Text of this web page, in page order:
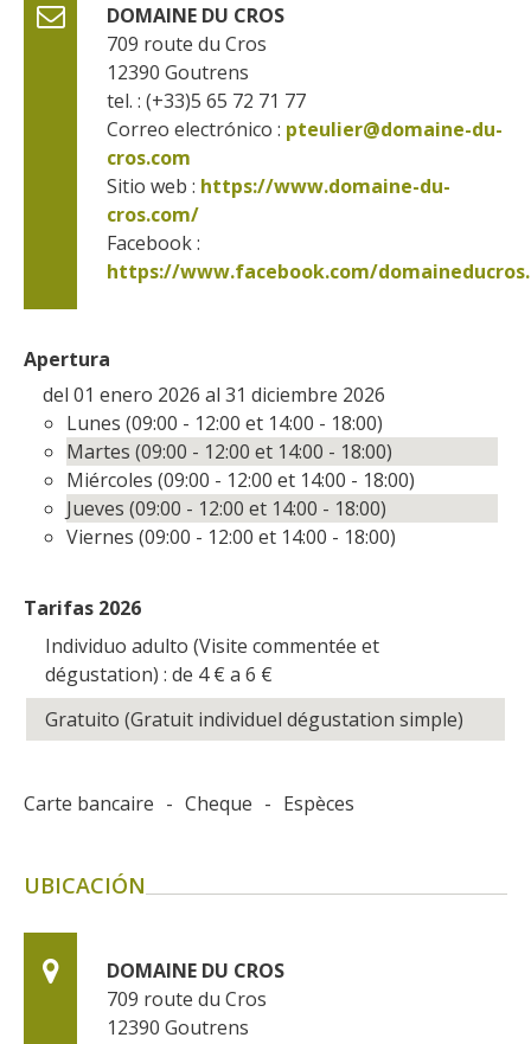
DOMAINE DU CROS
709 route du Cros
12390 Goutrens
tel. : (+33)5 65 72 71 77
Correo electrónico : pteulier@domaine-du-
cros.com
Sitio web : https://www.domaine-du-
cros.com/
Apertura
del 01 enero 2026 al 31 diciembre 2026
Lunes (09:00 - 12:00 et 14:00 - 18:00)
Martes (09:00 - 12:00 et 14:00 - 18:00)
Miércoles (09:00 - 12:00 et 14:00 - 18:00)
Jueves (09:00 - 12:00 et 14:00 - 18:00)
Viernes (09:00 - 12:00 et 14:00 - 18:00)
Tarifas 2026
Individuo adulto (Visite commentée et
dégustation) : de 4€ a 6 €
Gratuito (Gratuit individuel dégustation simple)
Carte bancaire - Cheque - Espèces
UBICACIÓN
DOMAINE DU CROS
709 route du Cros
12390 Goutrens